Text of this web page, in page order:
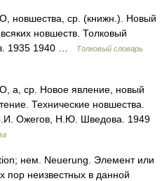
ср. (книжн.). Новый
новшеств. Толковый
1935 1940 …
Толковый словарь
ср. Новое явление, новый
Технические новшества.
Ожегов, Н.Ю. Шведова. 1949
нем. Neuerung. Элемент или
пор неизвестных в данной